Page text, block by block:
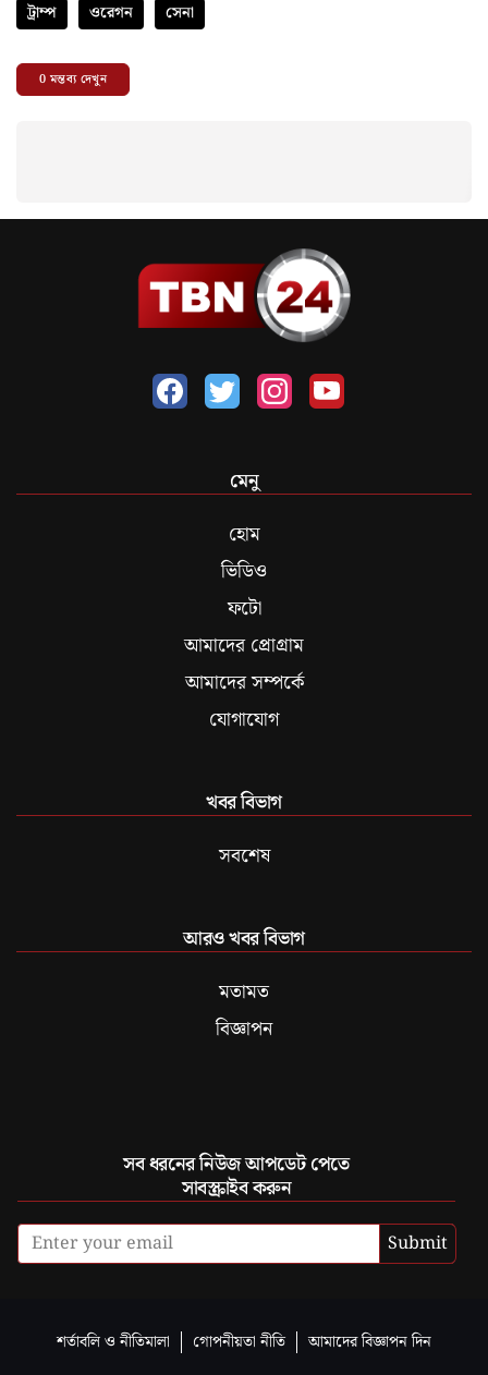
ট্রাম্প ওরেগন সেনা
0মন্তব্য দেখুন
মেনু
হোম
ভিডিও
ফটো
আমাদের প্রোগ্রাম
আমাদের সম্পর্কে
যোগাযোগ
খবর বিভাগ
সবশেষ
আরও খবর বিভাগ
মতামত
বিজ্ঞাপন
সব ধরনের নিউজ আপডেট পেতে
সাবস্ক্রাইব করুন
Submit
শর্তাবলি ও নীতিমালা গোপনীয়তা নীতি আমাদের বিজ্ঞাপন দিন